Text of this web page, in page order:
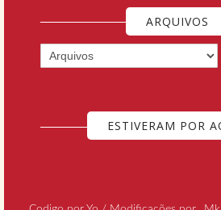
ARQUIVOS
ESTIVERAM POR